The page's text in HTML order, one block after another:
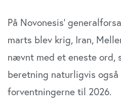
På Novonesis’
marts blev krig, Iran,
nævnt med et eneste ord,
beretning naturligvis
forventningerne til 2026.